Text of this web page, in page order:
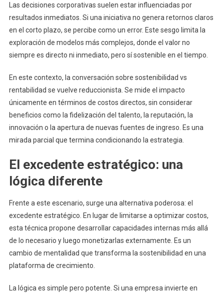
Las decisiones corporativas suelen estar influenciadas por
resultados inmediatos. Si una iniciativa no genera retornos claros
en el corto plazo, se percibe como un error. Este sesgo limita la
exploración de modelos más complejos, donde el valor no
siempre es directo ni inmediato, pero sí sostenible en el tiempo.
En este contexto, la conversación sobre sostenibilidad vs
rentabilidad se vuelve reduccionista. Se mide el impacto
únicamente en términos de costos directos, sin considerar
beneficios como la fidelización del talento, la reputación, la
innovación o la apertura de nuevas fuentes de ingreso. Es una
mirada parcial que termina condicionando la estrategia.
El excedente estratégico: una
lógica diferente
Frente a este escenario, surge una alternativa poderosa: el
excedente estratégico. En lugar de limitarse a optimizar costos,
esta técnica propone desarrollar capacidades internas más allá
de lo necesario y luego monetizarlas externamente. Es un
cambio de mentalidad que transforma la sostenibilidad en una
plataforma de crecimiento.
La lógica es simple pero potente. Si una empresa invierte en